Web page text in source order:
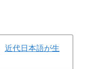
近代日本語が生